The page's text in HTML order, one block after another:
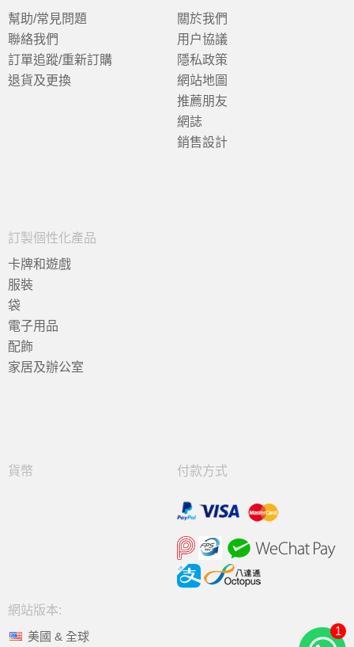
幫助/常見問題
聯絡我們
訂單追蹤/重新訂購
退貨及更換
關於我們
用户協議
隱私政策
網站地圖
推薦朋友
網誌
銷售設計
訂製個性化產品
卡牌和遊戲
服裝
袋
電子用品
配飾
家居及辦公室
貨幣 付款方式
網站版本:
美國 & 全球
1